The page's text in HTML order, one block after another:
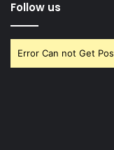
Follow us
Error Can not Get